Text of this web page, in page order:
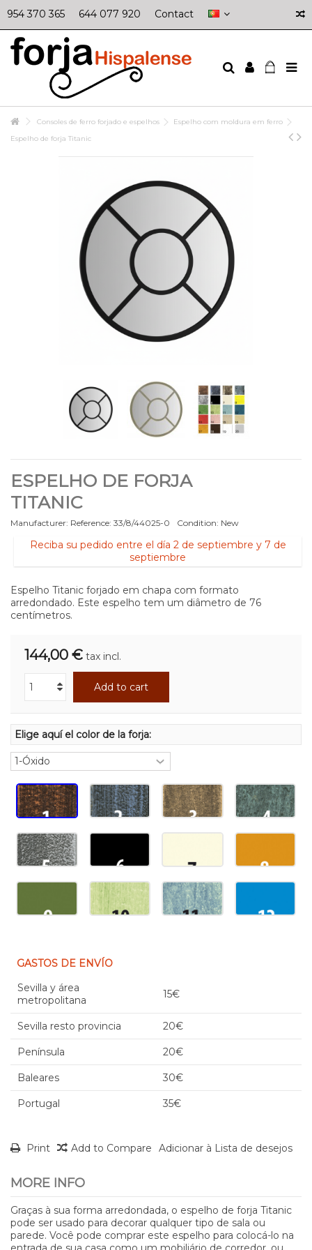
954 370 365 644 077 920 Contact
Consoles de ferro forjado e espelhos
Espelho com moldura em ferro
Espelho de forja Titanic
ESPELHO DE FORJA
TITANIC
Manufacturer: Reference: 33/8/44025-0 Condition: New
Reciba su pedido entre el día 2 de septiembre y 7 de
septiembre
Espelho Titanic forjado em chapa com formato
arredondado. Este espelho tem um diâmetro de 76
centímetros.
144,00 € tax incl.
Add to cart
Elige aquí el color de la forja:
GASTOS DE ENVÍO
Sevilla y área
metropolitana
15€
Sevilla resto provincia 20€
Península 20€
Baleares 30€
Portugal 35€
Print Add to Compare Adicionar à Lista de desejos
MORE INFO
Graças à sua forma arredondada, o espelho de forja Titanic
pode ser usado para decorar qualquer tipo de sala ou
parede. Você pode comprar este espelho para colocá-lo na